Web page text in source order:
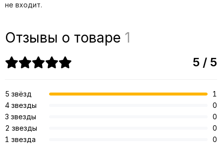
не входит.
Отзывы о товаре 1
5 / 5
5 звёзд
1
4 звезды
0
3 звезды
0
2 звезды
0
1 звезда
0